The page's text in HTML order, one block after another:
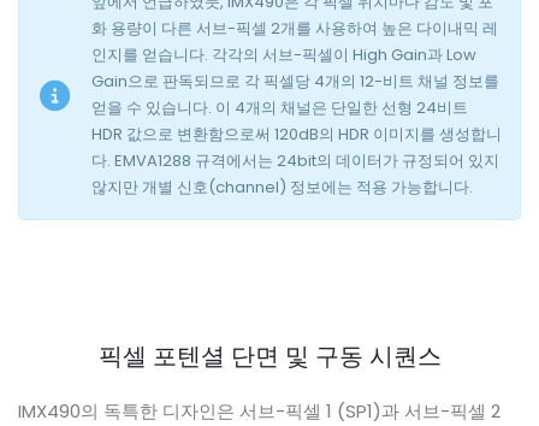
화 용량이 다른 서브-픽셀 2개를 사용하여 높은 다이내믹 레
인지를 얻습니다. 각각의 서브-픽셀이 High Gain과 Low
Gain으로 판독되므로 각 픽셀당 4개의 12-비트 채널 정보를
얻을 수 있습니다. 이 4개의 채널은 단일한 선형 24비트
HDR 값으로 변환함으로써 120dB의 HDR 이미지를 생성합니
다. EMVA1288 규격에서는 24bit의 데이터가 규정되어 있지
않지만 개별 신호(channel) 정보에는 적용 가능합니다.
픽셀 포텐셜 단면 및 구동 시퀀스
IMX490의 독특한 디자인은 서브-픽셀 1 (SP1)과 서브-픽셀 2